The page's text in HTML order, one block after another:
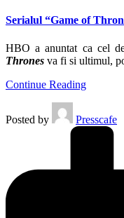
Serialul “Game of
HBO a anuntat ca cel
Thrones va fi si ultimul,
Continue Reading
Posted by Presscafe